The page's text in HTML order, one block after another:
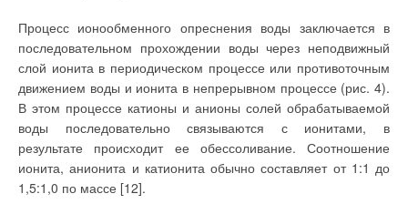
Процесс ионообменного опреснения воды заключается в
последовательном прохождении воды через неподвижный
слой ионита в периодическом процессе или противоточным
движением воды и ионита в непрерывном процессе (рис. 4).
В этом процессе катионы и анионы солей обрабатываемой
воды последовательно связываются с ионитами, в
результате происходит ее обессоливание. Соотношение
ионита, анионита и катионита обычно составляет от 1:1 до
1,5:1,0 по массе [12].
изменением количества теплоносителей, поступающих в
воздухонагреватели регулирующим клапаном 8. Защита
воздухонагревателей от замораживания в них теплоносителя
обеспечивается регулированием количества воздуха,
проходящего через воздухонагреватели и обводные каналы,
что обеспечивается сдвоенными воздушными клапанами 9.
Схемой предусмотрена возможность эксплуатационного
регулирования воздухопроизводительности приточных
систем в зависимости от заданных параметров воздушной
теплоносителя.
С появлением на
рынке широкого
автоматики
управления, а также
композитных
материалов
лидирующее место
занимают
отопительные
системы с